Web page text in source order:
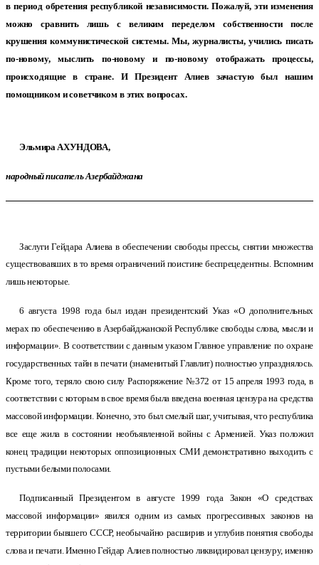
в период обретения республикой независимости. Пожалуй, эти изменения
можно сравнить лишь с великим переделом собственности после
крушения коммунистической системы. Мы, журналисты, учились писать
по-новому, мыслить по-новому и по-новому отображать процессы,
происходящие в стране. И Президент Алиев зачастую был нашим
помощником и советчиком в этих вопросах.
Эльмира АХУНДОВА,
народный писатель Азербайджана
Заслуги Гейдара Алиева в обеспечении свободы прессы, снятии множества
существовавших в то время ограничений поистине беспрецедентны. Вспомним
лишь некоторые.
6 августа 1998 года был издан президентский Указ «О дополнительных
мерах по обеспечению в Азербайджанской Республике свободы слова, мысли и
информации». В соответствии с данным указом Главное управление по охране
государственных тайн в печати (знаменитый Главлит) полностью упразднялось.
Кроме того, теряло свою силу Распоряжение №372 от 15 апреля 1993 года, в
соответствии с которым в свое время была введена военная цензура на средства
массовой информации. Конечно, это был смелый шаг, учитывая, что республика
все еще жила в состоянии необъявленной войны с Арменией. Указ положил
конец традиции некоторых оппозиционных СМИ демонстративно выходить с
пустыми белыми полосами.
Подписанный Президентом в августе 1999 года Закон «О средствах
массовой информации» явился одним из самых прогрессивных законов на
территории бывшего СССР, необычайно расширив и углубив понятия свободы
слова и печати. Именно Гейдар Алиев полностью ликвидировал цензуру, именно